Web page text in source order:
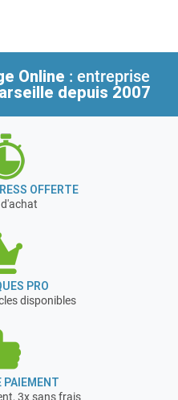
Online : entreprise
depuis 2007
OFFERTE
PRO
disponibles
PAIEMENT
3x sans frais